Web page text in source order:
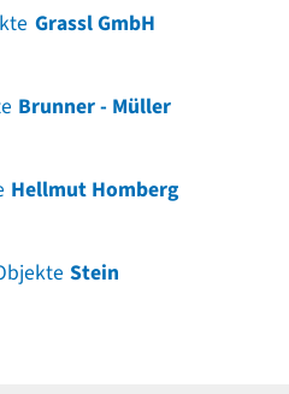
Grassl GmbH
Brunner - Müller
Hellmut Homberg
Stein